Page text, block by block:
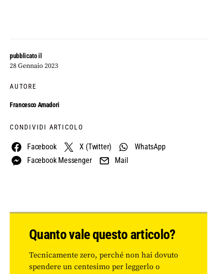
pubblicato il
28 Gennaio 2023
AUTORE
Francesco Amadori
CONDIVIDI ARTICOLO
Facebook X (Twitter)
WhatsApp
Facebook Messenger
Mail
Quanto vale questo articolo?
Tecnicamente zero, perché non hai dovuto
spendere un centesimo per leggerlo o